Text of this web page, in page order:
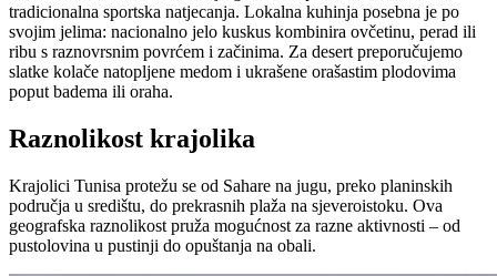
tradicionalna sportska natjecanja. Lokalna kuhinja posebna je po
svojim jelima: nacionalno jelo kuskus kombinira ovčetinu, perad ili
ribu s raznovrsnim povrćem i začinima. Za desert preporučujemo
slatke kolače natopljene medom i ukrašene orašastim plodovima
poput badema ili oraha.
Raznolikost krajolika
Krajolici Tunisa protežu se od Sahare na jugu, preko planinskih
područja u središtu, do prekrasnih plaža na sjeveroistoku. Ova
geografska raznolikost pruža mogućnost za razne aktivnosti – od
pustolovina u pustinji do opuštanja na obali.